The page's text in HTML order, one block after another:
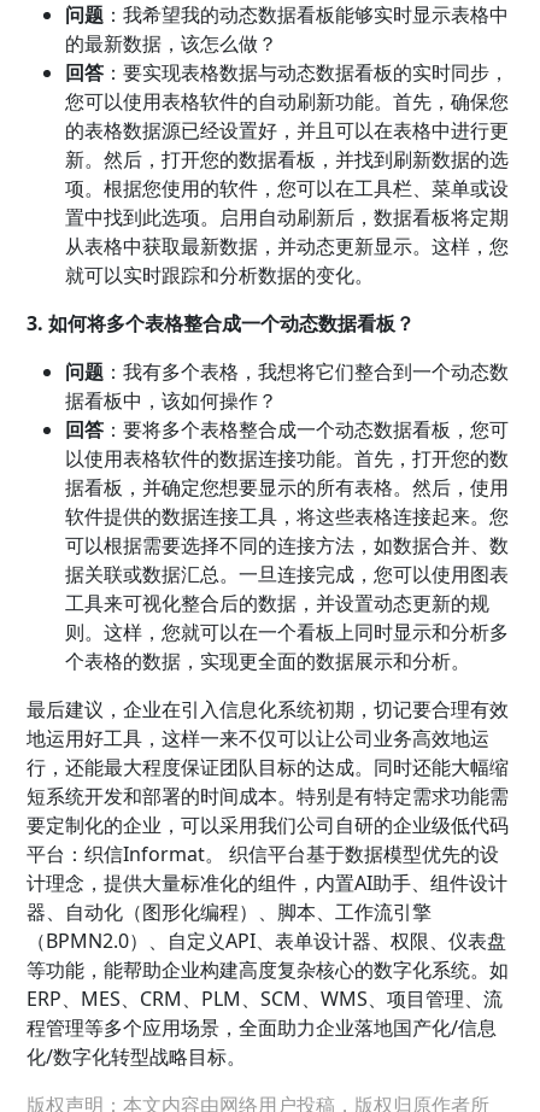
问题 ：我希望我的动态数据看板能够实时显示表格中
的最新数据，该怎么做？
回答 ：要实现表格数据与动态数据看板的实时同步，
您可以使用表格软件的自动刷新功能。首先，确保您
的表格数据源已经设置好，并且可以在表格中进行更
新。然后，打开您的数据看板，并找到刷新数据的选
项。根据您使用的软件，您可以在工具栏、菜单或设
置中找到此选项。启用自动刷新后，数据看板将定期
从表格中获取最新数据，并动态更新显示。这样，您
就可以实时跟踪和分析数据的变化。
3. 如何将多个表格整合成一个动态数据看板？
问题 ：我有多个表格，我想将它们整合到一个动态数
据看板中，该如何操作？
回答 ：要将多个表格整合成一个动态数据看板，您可
以使用表格软件的数据连接功能。首先，打开您的数
据看板，并确定您想要显示的所有表格。然后，使用
软件提供的数据连接工具，将这些表格连接起来。您
可以根据需要选择不同的连接方法，如数据合并、数
据关联或数据汇总。一旦连接完成，您可以使用图表
工具来可视化整合后的数据，并设置动态更新的规
则。这样，您就可以在一个看板上同时显示和分析多
个表格的数据，实现更全面的数据展示和分析。
最后建议，企业在引入信息化系统初期，切记要合理有效
地运用好工具，这样一来不仅可以让公司业务高效地运
行，还能最大程度保证团队目标的达成。同时还能大幅缩
短系统开发和部署的时间成本。特别是有特定需求功能需
要定制化的企业，可以采用我们公司自研的企业级低代码
平台：织信Informat。 织信平台基于数据模型优先的设
计理念，提供大量标准化的组件，内置AI助手、组件设计
器、自动化（图形化编程）、脚本、工作流引擎
（BPMN2.0）、自定义API、表单设计器、权限、仪表盘
等功能，能帮助企业构建高度复杂核心的数字化系统。如
ERP、MES、CRM、PLM、SCM、WMS、项目管理、流
程管理等多个应用场景，全面助力企业落地国产化/信息
化/数字化转型战略目标。
版权声明：本文内容由网络用户投稿，版权归原作者所